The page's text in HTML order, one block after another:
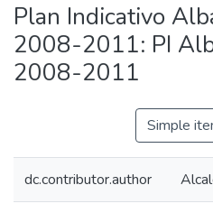
Plan Indicativo
2008-2011: PI
2008-2011
Simple
dc.contributor.author